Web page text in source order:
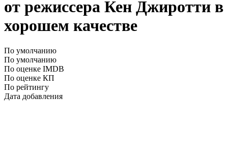
от режиссера Кен Джиротти в
хорошем качестве
По умолчанию
По умолчанию
По оценке IMDB
По оценке КП
По рейтингу
Дата добавления